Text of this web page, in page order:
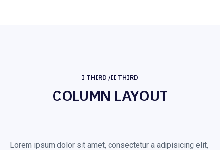
I THIRD /II THIRD
COLUMN LAYOUT
Lorem ipsum dolor sit amet, consectetur a adipisicing elit,